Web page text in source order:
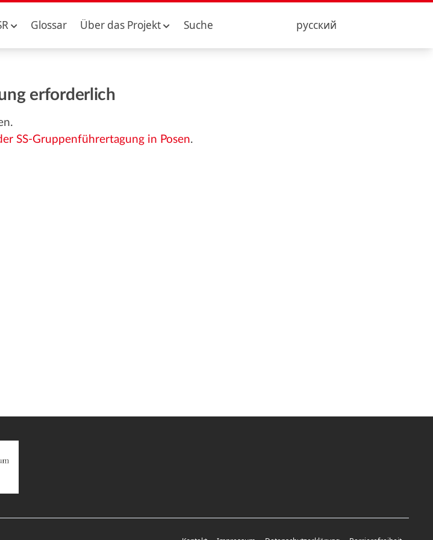
Glossar Über das Projekt Suche русский
erforderlich
SS-Gruppenführertagung in Posen.